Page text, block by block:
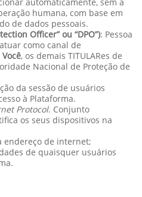
humana, com base em
de dados pessoais.
Officer” ou “DPO”): Pessoa
como canal de
Você, os demais TITULARes de
Nacional de Proteção de
da sessão de usuários
à Plataforma.
Protocol. Conjunto
os seus dispositivos na
endereço de internet;
de quaisquer usuários